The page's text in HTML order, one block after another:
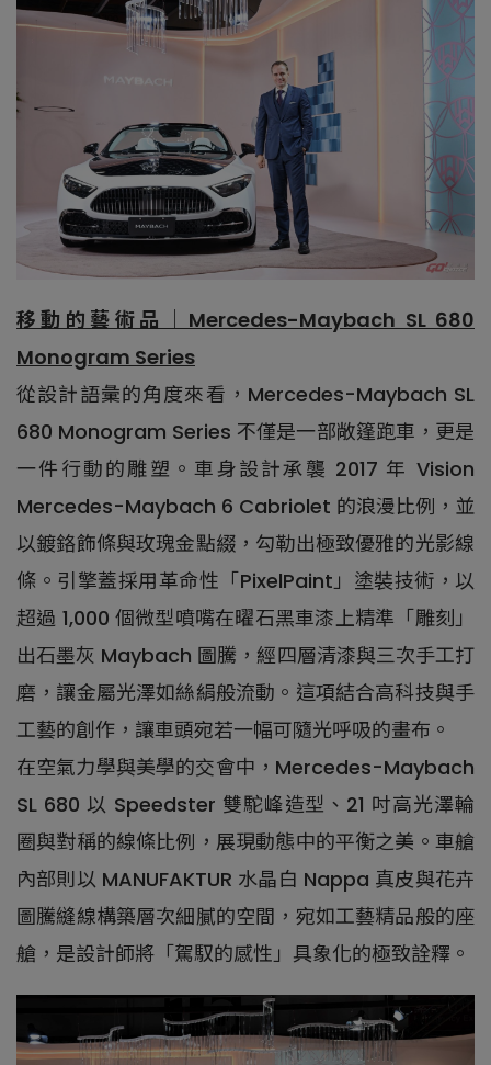
移動的藝術品｜Mercedes-Maybach SL 680
Monogram Series
從設計語彙的角度來看，Mercedes-Maybach SL
680 Monogram Series 不僅是一部敞篷跑車，更是
一件行動的雕塑。車身設計承襲 2017 年 Vision
Mercedes-Maybach 6 Cabriolet 的浪漫比例，並
以鍍鉻飾條與玫瑰金點綴，勾勒出極致優雅的光影線
條。引擎蓋採用革命性「PixelPaint」塗裝技術，以
超過 1,000 個微型噴嘴在曜石黑車漆上精準「雕刻」
出石墨灰 Maybach 圖騰，經四層清漆與三次手工打
磨，讓金屬光澤如絲絹般流動。這項結合高科技與手
工藝的創作，讓車頭宛若一幅可隨光呼吸的畫布。
在空氣力學與美學的交會中，Mercedes-Maybach
SL 680 以 Speedster 雙駝峰造型、21 吋高光澤輪
圈與對稱的線條比例，展現動態中的平衡之美。車艙
內部則以 MANUFAKTUR 水晶白 Nappa 真皮與花卉
圖騰縫線構築層次細膩的空間，宛如工藝精品般的座
艙，是設計師將「駕馭的感性」具象化的極致詮釋。